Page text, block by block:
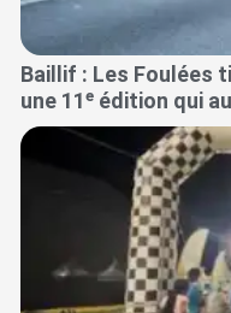
Baillif : Les Foulées
une 11ᵉ édition qui